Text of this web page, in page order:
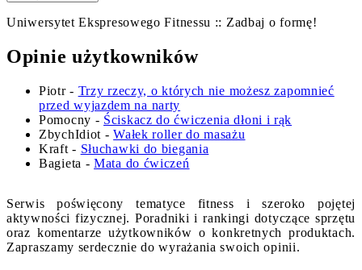
Uniwersytet Ekspresowego Fitnessu :: Zadbaj o formę!
Opinie użytkowników
Piotr- Trzy rzeczy, o których nie możesz zapomnieć
przed wyjazdem na narty
Pomocny - Ściskacz do ćwiczenia dłoni i rąk
ZbychIdiot -Wałek roller do masażu
Kraft - Słuchawki do biegania
Bagieta -Mata do ćwiczeń
Serwis poświęcony tematyce fitness i szeroko pojętej
aktywności fizycznej. Poradniki i rankingi dotyczące sprzętu
oraz komentarze użytkowników o konkretnych produktach.
Zapraszamy serdecznie do wyrażania swoich opinii.